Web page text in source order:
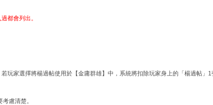
都會列出。
玩家選擇將楊過帖使用於【金庸群雄】中，系統將扣除玩家身上的「楊過帖」1
慮清楚。